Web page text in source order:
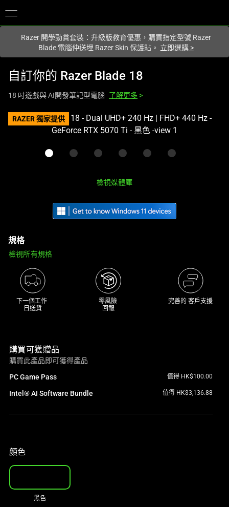
Razer 開學勁賞套裝：升級版教育優惠，購買指定型號 Razer
Blade 電腦仲送埋 Razer Skin 保護貼。 立即選購 >
自訂你的 Razer Blade 18
18 吋遊戲與 AI開發筆記型電腦 了解更多 >
This
track
of
below.
Select
any
buttons
to
change
image
RAZER 獨家提供
檢視媒體庫
規格
檢視所有規格
下一個工作
日送貨
零風險
回報
完善的 客戶支援
購買可獲贈品
購買此產品即可獲得產品
PC Game Pass
值得 HK$100.00
Intel® AI Software Bundle 值得 HK$3,136.88
顏色
黑色